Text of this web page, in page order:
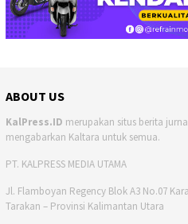
ABOUT US
KalPress.ID merupakan situs berita
mengabarkan Kaltara untuk semua.
PT. KALPRESS MEDIA UTAMA
Jl. Flamboyan Regency Blok A3 No.07
Tarakan – Provinsi Kalimantan Utara